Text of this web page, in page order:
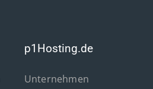
p1Hosting.de
Unternehmen